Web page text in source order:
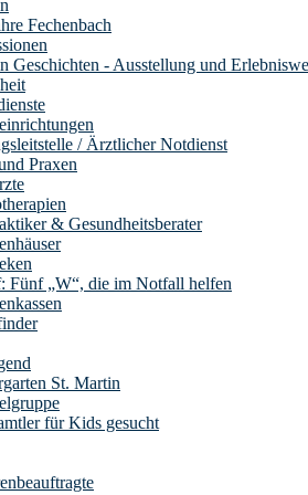
Fechenbach
Geschichten - Ausstellung und
/ Ärztlicher Notdienst
Praxen
& Gesundheitsberater
Fünf „W“, die im Notfall helfen
St. Martin
für Kids gesucht